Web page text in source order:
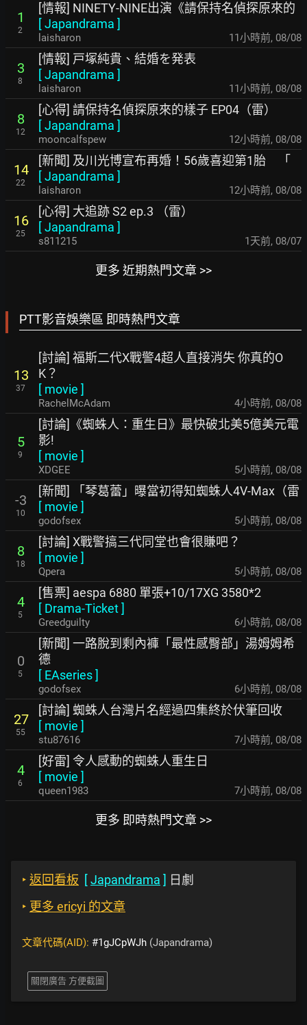
1
2
[情報] NINETY-NINE出演《請保持名偵探原來的
[Japandrama ]
laisharon 11小時前, 08/08
3
8
[情報] 戸塚純貴、結婚を発表
[Japandrama ]
laisharon 11小時前, 08/08
8
12
[心得] 請保持名偵探原來的樣子 EP04（雷）
[Japandrama ]
mooncalfspew 12小時前, 08/08
14
22
[新聞] 及川光博宣布再婚！56歲喜迎第1胎 「
[Japandrama ]
laisharon 12小時前, 08/08
16
25
[心得] 大追跡 S2 ep.3 （雷）
[Japandrama ]
s811215 1天前, 08/07
更多 近期熱門文章 >>
PTT影音娛樂區 即時熱門文章
13
37
[討論] 福斯二代X戰警4超人直接消失 你真的O
K？
[ movie ]
RachelMcAdam 4小時前, 08/08
5
9
[討論]《蜘蛛人：重生日》最快破北美5億美元電
影!
[ movie ]
XDGEE 5小時前, 08/08
-3
10
[新聞] 「琴葛蕾」曝當初得知蜘蛛人4V-Max（雷
[ movie ]
godofsex 5小時前, 08/08
8
18
[討論] X戰警搞三代同堂也會很賺吧？
[ movie ]
Qpera 5小時前, 08/08
4
5
[售票] aespa 6880 單張+10/17XG 3580*2
[ Drama-Ticket]
Greedguilty 6小時前, 08/08
0
5
[新聞] 一路脫到剩內褲「最性感臀部」湯姆姆希
德
[ EAseries]
godofsex 6小時前, 08/08
27
55
[討論] 蜘蛛人台灣片名經過四集終於伏筆回收
[ movie ]
stu87616 7小時前, 08/08
4
6
[好雷] 令人感動的蜘蛛人重生日
[ movie ]
queen1983 7小時前, 08/08
更多 即時熱門文章 >>
‣ 返回看板 [Japandrama ] 日劇
‣ 更多 ericyi 的文章
文章代碼(AID): #1gJCpWJh (Japandrama)
關閉廣告 方便截圖